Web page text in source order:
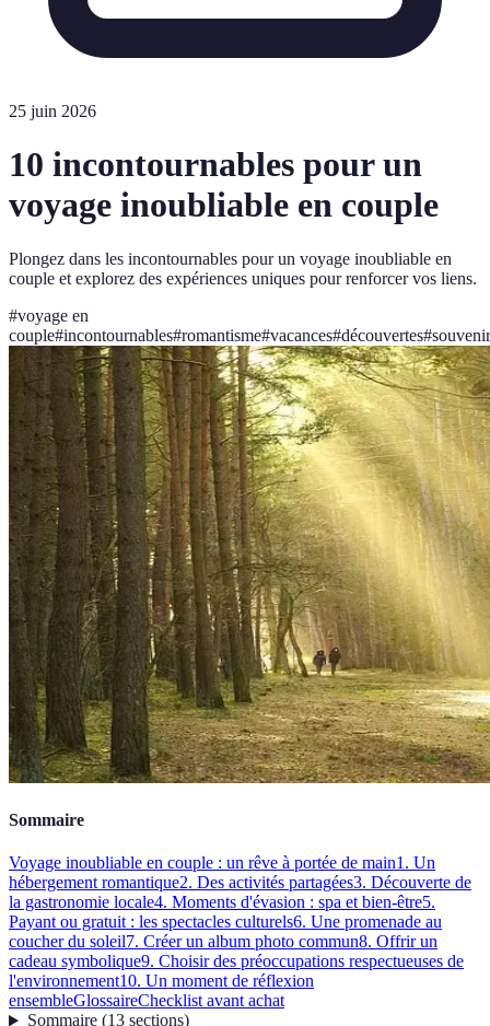
25 juin 2026
10 incontournables pour un
voyage inoubliable en couple
Plongez dans les incontournables pour un voyage inoubliable en
couple et explorez des expériences uniques pour renforcer vos liens.
#voyage en
couple#incontournables#romantisme#vacances#découvertes#
Sommaire
Voyage inoubliable en couple : un rêve à portée de main1. Un
hébergement romantique2. Des activités partagées3. Découverte de
la gastronomie locale4. Moments d'évasion : spa et bien-être5.
Payant ou gratuit : les spectacles culturels6. Une promenade au
coucher du soleil7. Créer un album photo commun8. Offrir un
cadeau symbolique9. Choisir des préoccupations respectueuses de
l'environnement10. Un moment de réflexion
ensembleGlossaireChecklist avant achat
Sommaire(13 sections)